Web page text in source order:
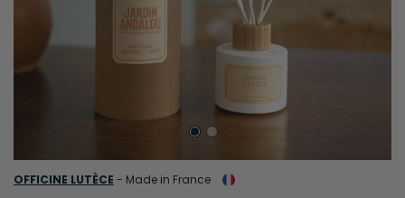
OFFICINE LUTÈCE - Made in France